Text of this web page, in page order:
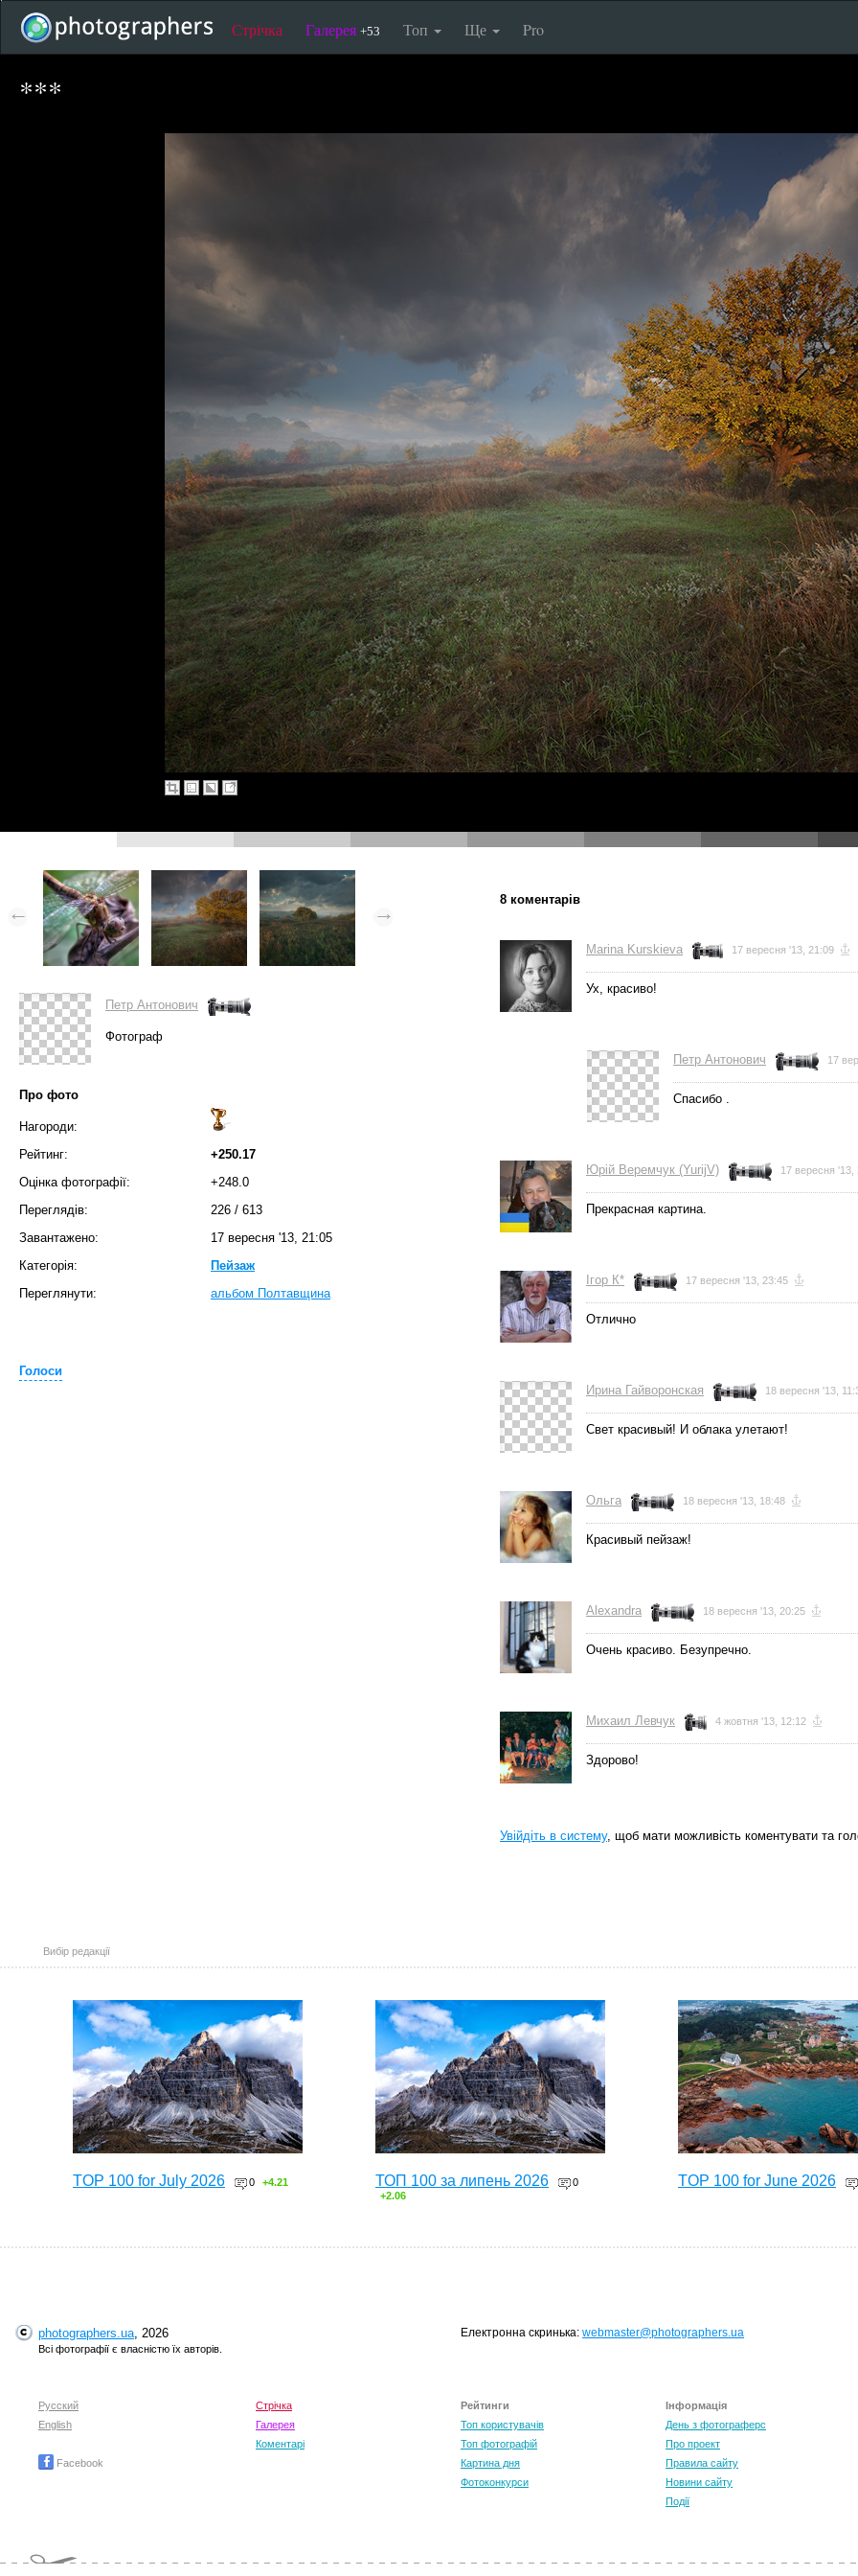
Стрічка Галерея +53 Топ Ще Pro
***
Петр Антонович
Фотограф
Про фото
Нагороди:
Рейтинг:
+250.17
Оцінка фотографії:
+248.0
Переглядів:
226 / 613
Завантажено:
17 вересня '13, 21:05
Категорія:
Пейзаж
Переглянути:
альбом Полтавщина
Голоси
8 коментарів
Marina Kurskieva 17 вересня '13, 21:09
Ух, красиво!
Петр Антонович 17
Спасибо .
Юрій Веремчук (YurijV) 17 вересня '13,
Прекрасная картина.
Ігор К* 17 вересня '13, 23:45
Отлично
Ирина Гайворонская 18 вересня '13,
Свет красивый! И облака улетают!
Ольга 18 вересня '13, 18:48
Красивый пейзаж!
Alexandra 18 вересня '13, 20:25
Очень красиво. Безупречно.
Михаил Левчук 4 жовтня '13, 12:12
Здорово!
Увійдіть в систему, щоб мати можливість коментувати та
Вибір редакції
TOP 100 for July 2026 0 +4.21 ТОП 100 за липень 2026
0
+2.06
TOP 100 for June 2026
+6.59 ТОП 100 за травень 2026
photographers.ua, 2026
Всі фотографії є власністю їх авторів.
Електронна скринька: webmaster@photographers.ua
Русский
English
Facebook
Стрічка
Галерея
Коментарі
Рейтинги
Топ користувачів
Топ фотографій
Картина дня
Фотоконкурси
Інформація
День з фотограферс
Про проект
Правила сайту
Новини сайту
Події